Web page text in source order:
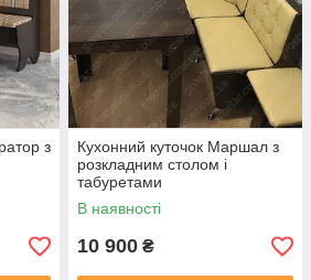
з
Кухонний куточок Маршал з
розкладним столом і
табуретами
В наявності
10 900 ₴